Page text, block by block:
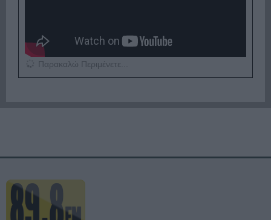
Παρακαλώ Περιμένετε...